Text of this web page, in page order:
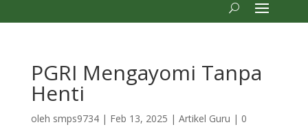
PGRI Mengayomi Tanpa
Henti
oleh smps9734| Feb 13, 2025 | Artikel Guru | 0